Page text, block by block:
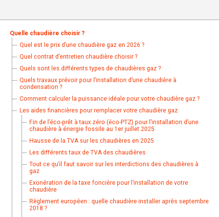
Quelle chaudière choisir ?
Quel est le prix d’une chaudière gaz en 2026 ?
Quel contrat d’entretien chaudière choisir ?
Quels sont les différents types de chaudières gaz ?
Quels travaux prévoir pour l’installation d’une chaudière à
condensation ?
Comment calculer la puissance idéale pour votre chaudière gaz ?
Les aides financières pour remplacer votre chaudière gaz
Fin de l’éco-prêt à taux zéro (éco-PTZ) pour l’installation d’une
chaudière à énergie fossile au 1er juillet 2025
Hausse de la TVA sur les chaudières en 2025
Les différents taux de TVA des chaudières
Tout ce qu’il faut savoir sur les interdictions des chaudières à
gaz
Exonération de la taxe foncière pour l’installation de votre
chaudière
Règlement européen : quelle chaudière installer après septembre
2018 ?